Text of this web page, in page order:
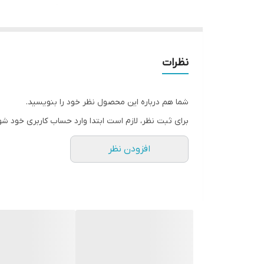
نظرات
شما هم درباره این محصول نظر خود را بنویسید.
برای ثبت نظر، لازم است ابتدا وارد حساب کاربری خود
افزودن نظر